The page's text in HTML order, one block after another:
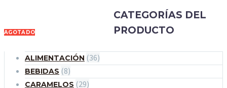
AGOTADO
CATEGORÍAS DEL
PRODUCTO
ALIMENTACIÓN (36)
BEBIDAS (8)
CARAMELOS (29)